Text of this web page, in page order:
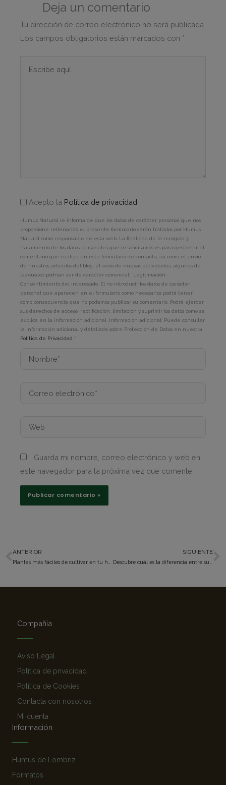
Deja un comentario
Tu dirección de correo electrónico no será publicada.
Los campos obligatorios están marcados con *
Acepto la Política de privacidad
Humus Natural le informa de que los datos de carácter personal que nos
proporcione rellenando el presente formulario serán tratados por Humus
Natural como responsable de esta web. La finalidad de la recogida y
tratamiento de los datos personales que le solicitamos es para gestionar el
comentario que realiza en este formulario de contacto, así como el envío
de nuestros artículos del blog, el aviso de nuevas actividades, algunas de
las cuales podrían ser de carácter comercial. Legitimación:
Consentimiento del interesado. El no introducir los datos de carácter
personal que aparecen en el formulario como necesarios podrá tener
como consecuencia que no podamos publicar su comentario. Podrá ejercer
sus derechos de acceso, rectificación, limitación y suprimir los datos como se
explica en la información adicional. Información adicional: Puede consultar
la información adicional y detallada sobre Protección de Datos en nuestra
Política de Privacidad *
Nombre*
Correo
Web
Guarda mi nombre, correo electrónico y web en
este navegador para la próxima vez que comente.
Ant
ANTERIOR
Plantas más fáciles de cultivar en tu huerta ¡Haz clic aquí!
SIGUIENTE
Descubre cuál es la diferencia entre suculenta y cactus
Compañía
Aviso Legal
Política de privacidad
Política de Cookies
Contacta con nosotros
Mi cuenta
Información
Humus de Lombriz
Formatos